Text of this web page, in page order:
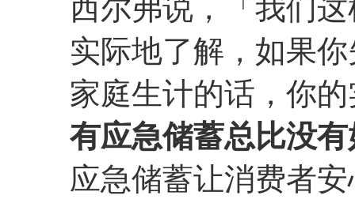
西尔弗说，「我们
实际地了解，如果
家庭生计的话，你
有应急储蓄总比没有
应急储蓄让消费者